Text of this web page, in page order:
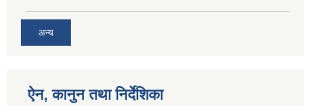
अन्य
ऐन, कानुन तथा निर्देशिका